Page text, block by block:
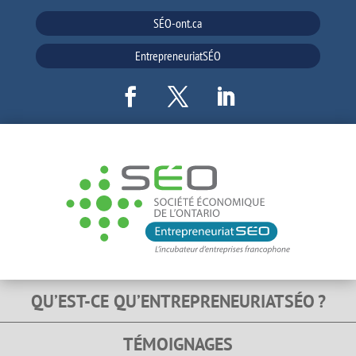
SÉO-ont.ca
EntrepreneuriatSÉO
QU’EST-CE QU’ENTREPRENEURIATSÉO ?
TÉMOIGNAGES